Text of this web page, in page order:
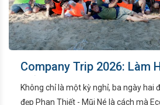
Company Trip 2026: Làm
Hết Mình
Không chỉ là một kỳ nghỉ, ba ngày hai
đẹp Phan Thiết - Mũi Né là cách mà